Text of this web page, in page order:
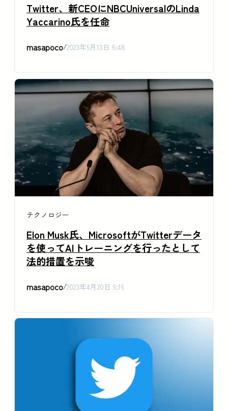
Twitter、新CEOにNBCUniversalのLinda
Yaccarino氏を任命
masapoco/2023年5月13日 6:48
テクノロジー
Elon Musk氏、MicrosoftがTwitterデータ
を使ってAIトレーニングを行ったとして
法的措置を示唆
masapoco/2023年4月20日 9:16